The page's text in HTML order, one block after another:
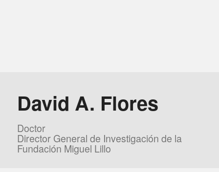
David A. Flores
Doctor
Director General de Investigación de la
Fundación Miguel Lillo